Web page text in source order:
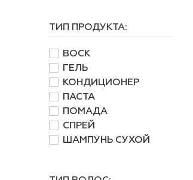
ТИП ПРОДУКТА:
ВОСК
ГЕЛЬ
КОНДИЦИОНЕР
ПАСТА
ПОМАДА
СПРЕЙ
ШАМПУНЬ СУХОЙ